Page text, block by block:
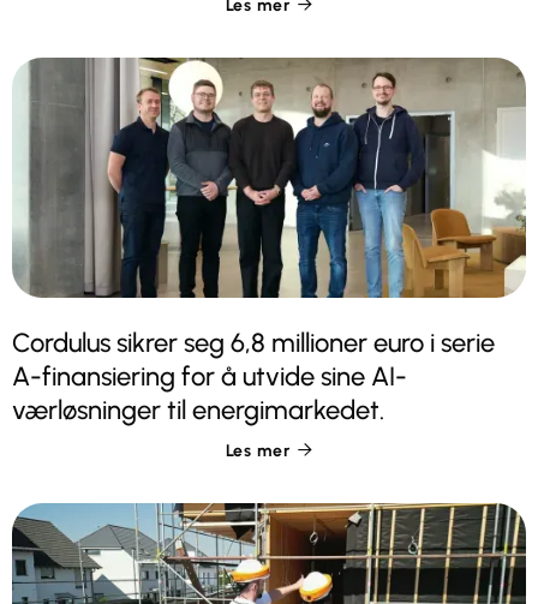
Les mer 
Cordulus sikrer seg 6,8 millioner euro i serie
A-finansiering for å utvide sine AI-
værløsninger til energimarkedet.
Les mer 